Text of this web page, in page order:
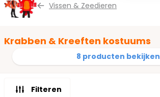
Vissen & Zeedieren
Krabben & Kreeften kostuums
8 producten bekijken
Filteren